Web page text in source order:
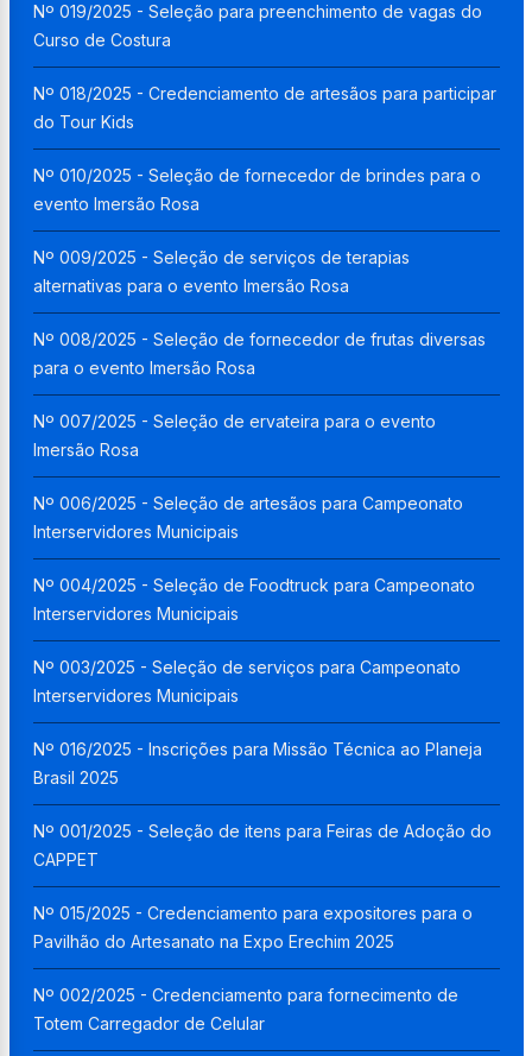
Nº 019/2025 - Seleção para preenchimento de vagas do
Curso de Costura
Nº 018/2025 - Credenciamento de artesãos para participar
do Tour Kids
Nº 010/2025 - Seleção de fornecedor de brindes para o
evento Imersão Rosa
Nº 009/2025 - Seleção de serviços de terapias
alternativas para o evento Imersão Rosa
Nº 008/2025 - Seleção de fornecedor de frutas diversas
para o evento Imersão Rosa
Nº 007/2025 - Seleção de ervateira para o evento
Imersão Rosa
Nº 006/2025 - Seleção de artesãos para Campeonato
Interservidores Municipais
Nº 004/2025 - Seleção de Foodtruck para Campeonato
Interservidores Municipais
Nº 003/2025 - Seleção de serviços para Campeonato
Interservidores Municipais
Nº 016/2025 - Inscrições para Missão Técnica ao Planeja
Brasil 2025
Nº 001/2025 - Seleção de itens para Feiras de Adoção do
CAPPET
Nº 015/2025 - Credenciamento para expositores para o
Pavilhão do Artesanato na Expo Erechim 2025
Nº 002/2025 - Credenciamento para fornecimento de
Totem Carregador de Celular